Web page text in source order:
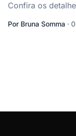
Confira os
Por Bruna Somma ·